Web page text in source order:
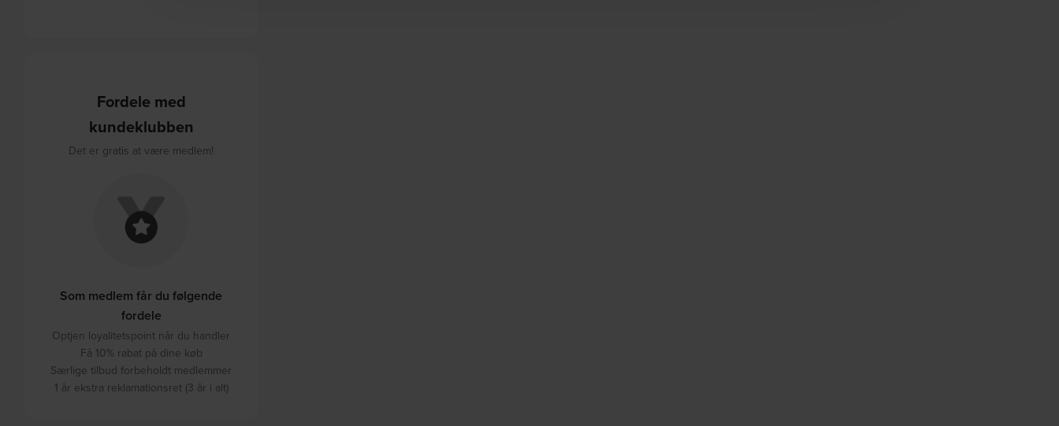
Fordele med
kundeklubben
Det er gratis at være medlem!
Som medlem får du følgende
fordele
Optjen loyalitetspoint når du handler
Få 10% rabat på dine køb
Særlige tilbud forbeholdt medlemmer
1 år ekstra reklamationsret (3 år i alt)